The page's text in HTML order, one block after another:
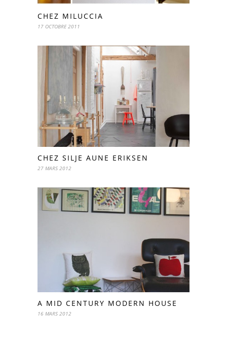
CHEZ MILUCCIA
17 OCTOBRE 2011
CHEZ SILJE AUNE ERIKSEN
27 MARS 2012
A MID CENTURY MODERN HOUSE
16 MARS 2012